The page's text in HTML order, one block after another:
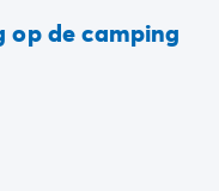
op de camping